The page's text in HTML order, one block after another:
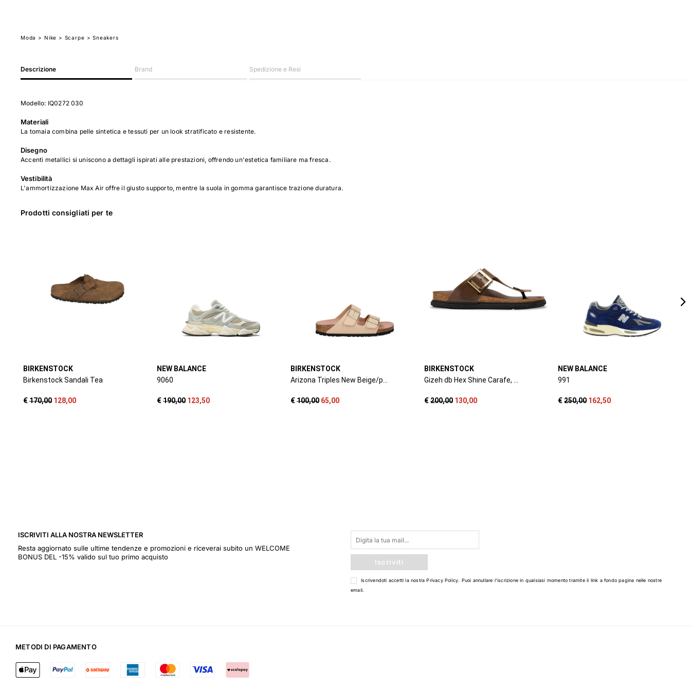
Moda > Nike > Scarpe > Sneakers
Descrizione Brand Spedizione e Resi
Modello: IQ0272 030
Materiali
La tomaia combina pelle sintetica e tessuti per un look stratificato e resistente.
Disegno
Accenti metallici si uniscono a dettagli ispirati alle prestazioni, offrendo un'estetica familiare ma fresca.
Vestibilità
L'ammortizzazione Max Air offre il giusto supporto, mentre la suola in gomma garantisce trazione duratura.
Prodotti consigliati per te
ISCRIVITI ALLA NOSTRA NEWSLETTER
Resta aggiornato sulle ultime tendenze e promozioni e riceverai subito un WELCOME
BONUS DEL -15% valido sul tuo primo acquisto
Iscriviti
Iscrivendoti accetti la nostraPrivacy Policy. Puoi annullare l'iscrizione in qualsiasi momento tramite il link a fondo pagina nelle nostre
email.
METODI DI PAGAMENTO